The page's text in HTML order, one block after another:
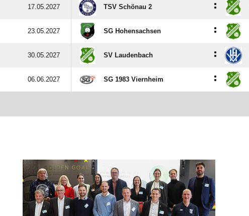
17.05.2027 TSV Schönau 2 :
23.05.2027 SG Hohensachsen :
30.05.2027 SV Laudenbach :
06.06.2027 SG 1983 Viernheim :